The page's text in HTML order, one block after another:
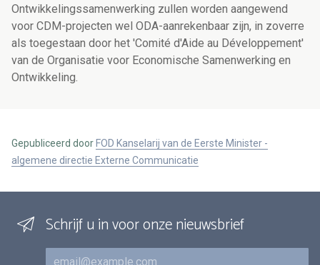
Ontwikkelingssamenwerking zullen worden aangewend
voor CDM-projecten wel ODA-aanrekenbaar zijn, in zoverre
als toegestaan door het 'Comité d'Aide au Développement'
van de Organisatie voor Economische Samenwerking en
Ontwikkeling.
Gepubliceerd door FOD Kanselarij van de Eerste Minister -
algemene directie Externe Communicatie
Schrijf u in voor onze nieuwsbrief
E-mail